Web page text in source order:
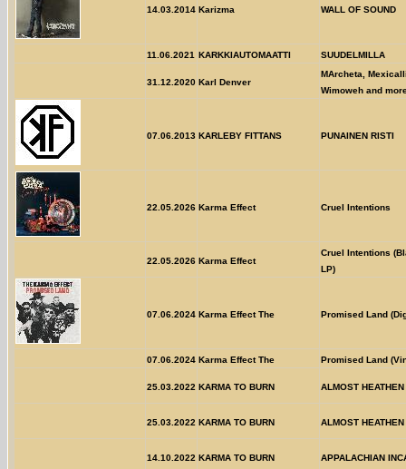
14.03.2014 Karizma WALL OF SOUND
11.06.2021 KARKKIAUTOMAATTI SUUDELMILLA
31.12.2020 Karl Denver
MArcheta,
Wimoweh and
07.06.2013 KARLEBY FITTANS PUNAINEN RISTI
22.05.2026 Karma Effect Cruel Intentions
22.05.2026 Karma Effect
Cruel Intentions
LP)
07.06.2024 Karma Effect The Promised Land
07.06.2024 Karma Effect The Promised Land
25.03.2022 KARMA TO BURN ALMOST HEATHEN
25.03.2022 KARMA TO BURN ALMOST HEATHEN
14.10.2022 KARMA TO BURN APPALACHIAN